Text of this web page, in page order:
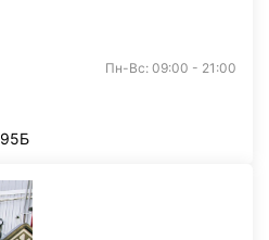
Пн-Вс: 09:00 - 21:00